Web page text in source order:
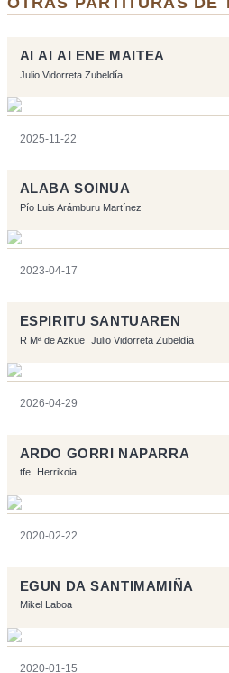
AI AI AI ENE MAITEA
Julio Vidorreta Zubeldía
2025-11-22
ALABA SOINUA
Pío Luis Arámburu Martínez
2023-04-17
ESPIRITU SANTUAREN
R Mª de Azkue Julio Vidorreta Zubeldía
2026-04-29
ARDO GORRI NAPARRA
tfe Herrikoia
2020-02-22
EGUN DA SANTIMAMIÑA
Mikel Laboa
2020-01-15